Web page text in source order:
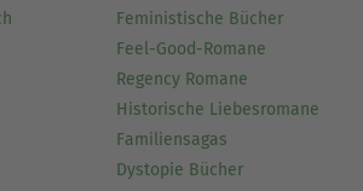
Feministische Bücher
Feel-Good-Romane
Regency Romane
Historische Liebesromane
Familiensagas
Dystopie Bücher